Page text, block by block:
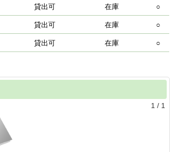
貸出可 在庫 ○
貸出可 在庫 ○
貸出可 在庫 ○
1 / 1